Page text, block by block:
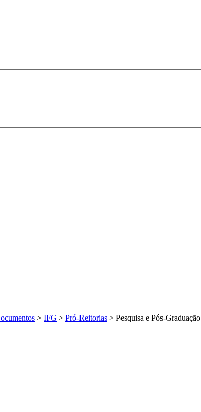
> IFG > Pró-Reitorias > Pesquisa e Pós-Graduação